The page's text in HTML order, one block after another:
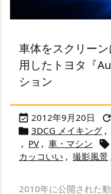
車体をスクリー
用したトヨタ『
ション
 2012年9月20日 
 3DCG メイキング ,
, PV , 車・マシン 
カッコいい , 撮影風景
2010年に公開された